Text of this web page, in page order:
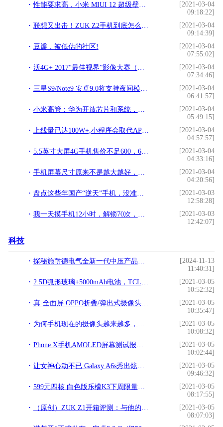
性能要求高，小米 MIUI 12 超级壁纸支持机型名单公布：845下没戏!
[2021-03-04
09:18:22]
联想又出击！ZUK Z2手机到底怎么样？!
[2021-03-04
09:14:39]
豆瓣，被低估的社区!
[2021-03-04
07:55:02]
沃4G+ 2017“最佳视界”影像大赛（主题：激情假日）网络票选揭晓!
[2021-03-04
07:34:46]
三星S9/Note9 安卓9.0将支持夜间模式!
[2021-03-04
06:41:57]
小米高管：华为开放芯片和系统，小米手机一定支持!
[2021-03-04
05:49:15]
上线量已达100W+,小程序会取代APP吗？!
[2021-03-04
04:57:57]
5.5英寸大屏4G手机售价不足600，64位联想A616上市!
[2021-03-04
04:33:16]
手机屏幕尺寸原来不是越大越好，合适的手机屏幕是多大呢？!
[2021-03-04
04:20:56]
盘点这些年国产“逆天”手机，没准你身边就有！!
[2021-03-03
12:58:28]
​我一天摸手机12小时，解锁70次，感觉睡觉都没时间了，你呢？!
[2021-03-03
12:42:07]
科技
探秘施耐德电气全新一代中压产品数字化解决方案：智驭未来，电网“健康”全面守护
[2024-11-13
11:40:31]
2.5D弧形玻璃+5000mAh电池，TCL续航+手机图赏!
[2021-03-05
10:52:32]
真·全面屏 OPPO折叠/弹出式摄像头手机曝光!
[2021-03-05
10:35:47]
为何手机现在的摄像头越来越多，不能简化成为一个吗？!
[2021-03-05
10:08:32]
Phone X手机AMOLED屏幕测试报告及具体参数数据!
[2021-03-05
10:02:44]
让女神心动不已 Galaxy A6s秀出炫彩一面!
[2021-03-05
09:46:32]
599元四核 白色版乐檬K3下周限量开抢!
[2021-03-05
08:17:55]
（原创）ZUK Z1开箱评测：与他的相见不晚!
[2021-03-05
08:07:03]